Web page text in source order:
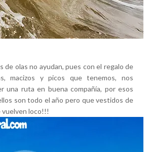
de olas no ayudan, pues con el regalo de
macizos y picos que tenemos, nos
una ruta en buena compañía, por esos
son todo el año pero que vestidos de
vuelven loco!!!